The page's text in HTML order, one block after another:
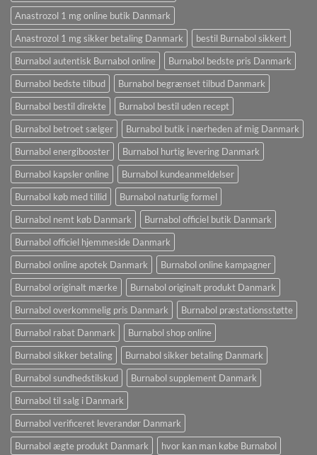
Anastrozol 1 mg online butik Danmark
Anastrozol 1 mg sikker betaling Danmark
bestil Burnabol sikkert
Burnabol autentisk Burnabol online
Burnabol bedste pris Danmark
Burnabol bedste tilbud
Burnabol begrænset tilbud Danmark
Burnabol bestil direkte
Burnabol bestil uden recept
Burnabol betroet sælger
Burnabol butik i nærheden af ​​mig Danmark
Burnabol energibooster
Burnabol hurtig levering Danmark
Burnabol kapsler online
Burnabol kundeanmeldelser
Burnabol køb med tillid
Burnabol naturlig formel
Burnabol nemt køb Danmark
Burnabol officiel butik Danmark
Burnabol officiel hjemmeside Danmark
Burnabol online apotek Danmark
Burnabol online kampagner
Burnabol originalt mærke
Burnabol originalt produkt Danmark
Burnabol overkommelig pris Danmark
Burnabol præstationsstøtte
Burnabol rabat Danmark
Burnabol shop online
Burnabol sikker betaling
Burnabol sikker betaling Danmark
Burnabol sundhedstilskud
Burnabol supplement Danmark
Burnabol til salg i Danmark
Burnabol verificeret leverandør Danmark
Burnabol ægte produkt Danmark
hvor kan man købe Burnabol